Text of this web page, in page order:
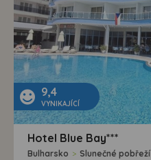
9,4
VYNIKAJÍCÍ
Hotel Blue Bay***
Bulharsko > Slunečné pobřeží